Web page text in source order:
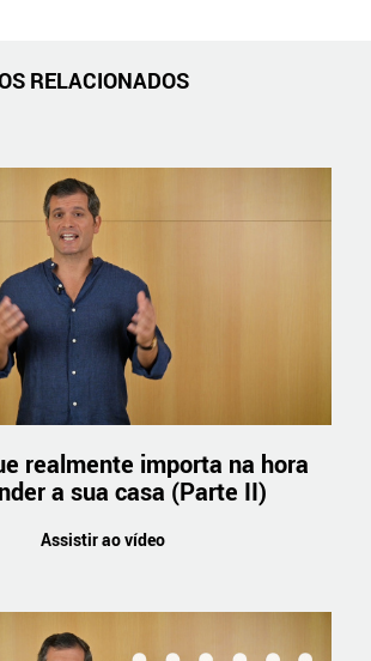
RELACIONADOS
realmente importa na hora
a sua casa (Parte II)
Assistir ao vídeo